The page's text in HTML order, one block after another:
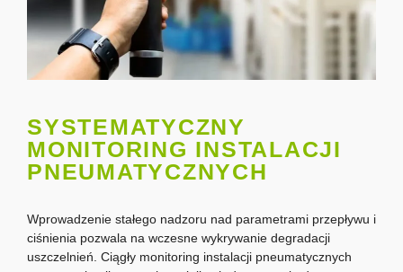
SYSTEMATYCZNY
MONITORING INSTALACJI
PNEUMATYCZNYCH
Wprowadzenie stałego nadzoru nad parametrami przepływu i
ciśnienia pozwala na wczesne wykrywanie degradacji
uszczelnień. Ciągły monitoring instalacji pneumatycznych